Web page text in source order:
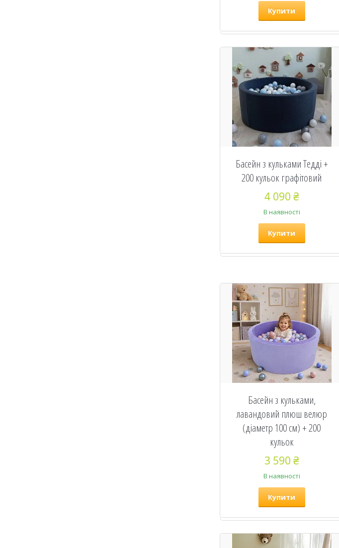
Купити
Басейн з кульками Тедді +
200 кульок графітовий
4 090 ₴
В наявності
Купити
Басейн з кульками,
лавандовий плюш велюр
(діаметр 100 см) + 200
кульок
3 590 ₴
В наявності
Купити